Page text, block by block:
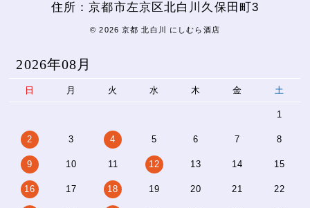
住所：京都市左京区北白川久保田町3
© 2026 京都 北白川 にしむら酒店
2026年08月
日 月 火 水 木 金 土
1
2 3 4 5 6 7 8
9 10 11 12 13 14 15
16 17 18 19 20 21 22